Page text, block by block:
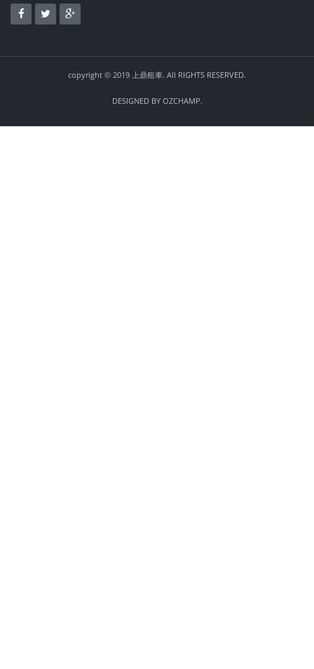
copyright © 2019 上鼎租車. All RIGHTS RESERVED.
DESIGNED BY OZCHAMP.